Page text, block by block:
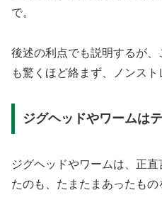
で。
後述の利点でも説明するが
も驚くほど絡まず、ノンスト
ジグヘッドやワームは
ジグヘッドやワームは、正
たのも、たまたまあったもの